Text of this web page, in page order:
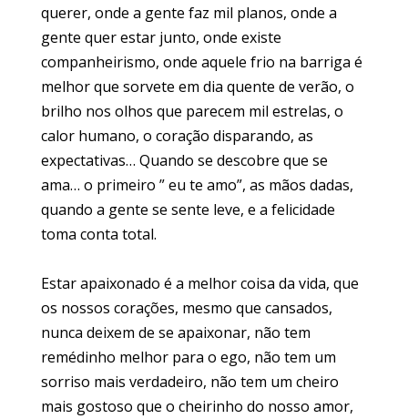
querer, onde a gente faz mil planos, onde a
gente quer estar junto, onde existe
companheirismo, onde aquele frio na barriga é
melhor que sorvete em dia quente de verão, o
brilho nos olhos que parecem mil estrelas, o
calor humano, o coração disparando, as
expectativas… Quando se descobre que se
ama… o primeiro ” eu te amo”, as mãos dadas,
quando a gente se sente leve, e a felicidade
toma conta total.
Estar apaixonado é a melhor coisa da vida, que
os nossos corações, mesmo que cansados,
nunca deixem de se apaixonar, não tem
remédinho melhor para o ego, não tem um
sorriso mais verdadeiro, não tem um cheiro
mais gostoso que o cheirinho do nosso amor,